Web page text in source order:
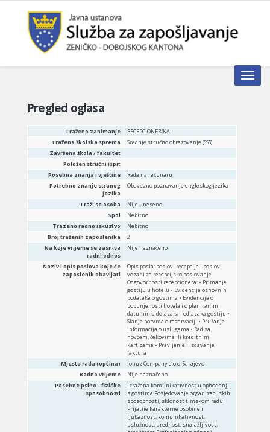
Toggle
Pregled oglasa
Traženo zanimanje
RECEPCIONER/KA
Tražena školska sprema
Srednje stručno obrazovanje (SSS)
Završena škola / fakultet
Položen stručni ispit
Posebna znanja i vještine
Rada na računaru
Potrebno znanje stranog
jezika
Obavezno poznavanje engleskog jezika
Traži se osoba
Nije uneseno
Spol
Nebitno
Trazeno radno iskustvo
Nebitno
Broj traženih zaposlenika
2
Na koje vrijeme se zasniva
radni odnos
Nije naznačeno
Naziv i opis poslova koje će
zaposlenik obavljati
Opis posla: poslovi recepcije i poslovi
vezani ze recepcijsko poslovanje
Odgovornosti recepcionera: • Primanje
gostiju u hotelu • Evidencija osnovnih
podataka o gostima • Evidencija o
popunjenosti hotela i o planiranim
datumima dolazaka i odlazaka gostiju •
Slanje potvrda o rezervaciji • Pružanje
informacija o uslugama • Rad sa
novcem, čekovima ili kreditnim
karticama • Pravljenje i izdavanje
faktura
Mjesto rada (općina)
Jonuz Company d.o.o. Sarajevo
Radno vrijeme
Nije naznačeno
Posebne psiho - fizičke
sposobnosti
Izražena komunikativnost u ophođenju
s gostima Posjedovanje organizacijskih
sposobnosti, sklonost timskom radu
Prijatne karakterne osobine i
ljubaznost, komunikativnost,
uslužnost, urednost, snalažljivost,